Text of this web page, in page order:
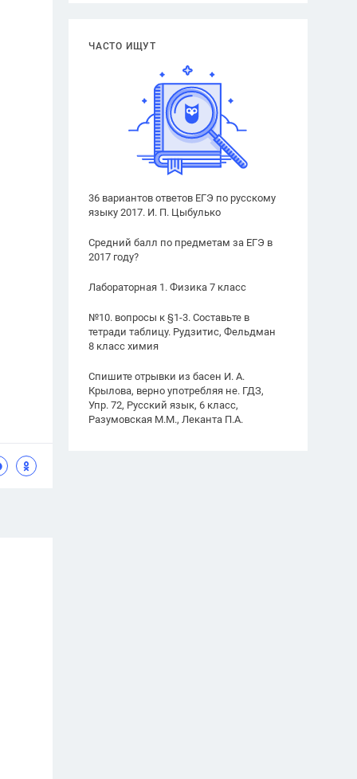
ЧАСТО ИЩУТ
36 вариантов ответов ЕГЭ по русскому
языку 2017. И. П. Цыбулько
Средний балл по предметам за ЕГЭ в
2017 году?
Лабораторная 1. Физика 7 класс
№10. вопросы к §1-3. Составьте в
тетради таблицу. Рудзитис, Фельдман
8 класс химия
Спишите отрывки из басен И. А.
Крылова, верно употребляя не. ГДЗ,
Упр. 72, Русский язык, 6 класс,
Разумовская М.М., Леканта П.А.